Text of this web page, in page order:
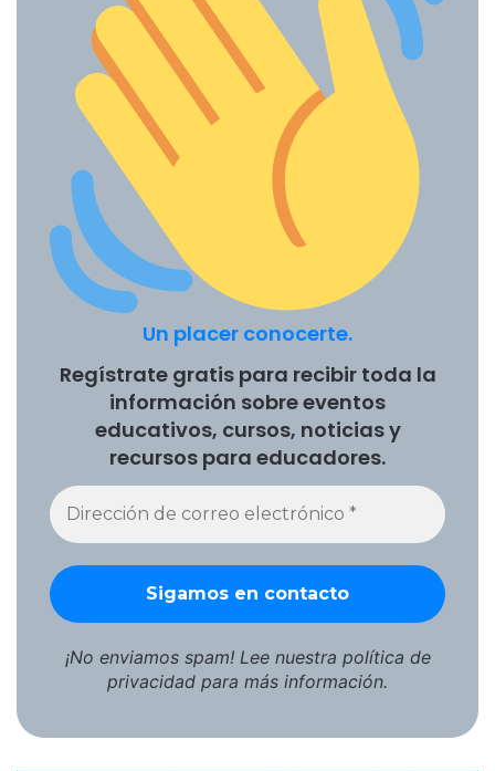
Un placer conocerte.
Regístrate gratis para recibir toda la
información sobre eventos
educativos, cursos, noticias y
recursos para educadores.
¡No enviamos spam! Lee nuestra política de
privacidad para más información.